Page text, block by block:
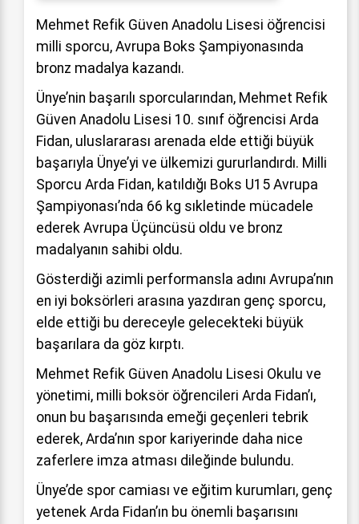
Mehmet Refik Güven Anadolu Lisesi öğrencisi
milli sporcu, Avrupa Boks Şampiyonasında
bronz madalya kazandı.
Ünye’nin başarılı sporcularından, Mehmet Refik
Güven Anadolu Lisesi 10. sınıf öğrencisi Arda
Fidan, uluslararası arenada elde ettiği büyük
başarıyla Ünye’yi ve ülkemizi gururlandırdı. Milli
Sporcu Arda Fidan, katıldığı Boks U15 Avrupa
Şampiyonası’nda 66 kg sıkletinde mücadele
ederek Avrupa Üçüncüsü oldu ve bronz
madalyanın sahibi oldu.
Gösterdiği azimli performansla adını Avrupa’nın
en iyi boksörleri arasına yazdıran genç sporcu,
elde ettiği bu dereceyle gelecekteki büyük
başarılara da göz kırptı.
Mehmet Refik Güven Anadolu Lisesi Okulu ve
yönetimi, milli boksör öğrencileri Arda Fidan’ı,
onun bu başarısında emeği geçenleri tebrik
ederek, Arda’nın spor kariyerinde daha nice
zaferlere imza atması dileğinde bulundu.
Ünye’de spor camiası ve eğitim kurumları, genç
yetenek Arda Fidan’ın bu önemli başarısını